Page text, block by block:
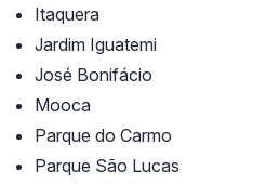
Itaquera
Jardim Iguatemi
José Bonifácio
Mooca
Parque do Carmo
Parque São Lucas